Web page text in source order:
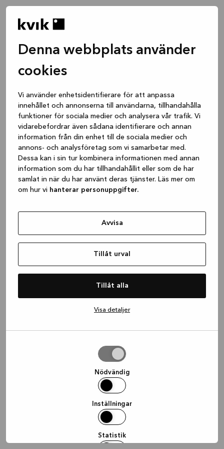
Denna webbplats använder
cookies
Vi använder enhetsidentifierare för att anpassa
innehållet och annonserna till användarna, tillhandahålla
funktioner för sociala medier och analysera vår trafik. Vi
vidarebefordrar även sådana identifierare och annan
information från din enhet till de sociala medier och
annons- och analysföretag som vi samarbetar med.
Dessa kan i sin tur kombinera informationen med annan
information som du har tillhandahållit eller som de har
samlat in när du har använt deras tjänster. Läs mer om
om hur vi hanterar personuppgifter.
Avvisa
Tillåt urval
Tillåt alla
Visa detaljer
Nödvändig
Inställningar
Statistik
(see the browser console for more
information).